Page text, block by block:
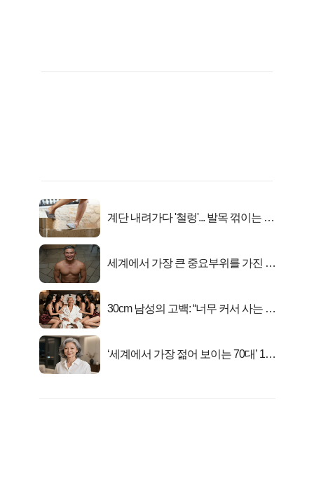
계단 내려가다 '철렁'... 발목 꺾이는 이
세계에서 가장 큰 중요부위를 가진 남
30cm 남성의 고백: “너무 커서 사는 게
‘세계에서 가장 젊어 보이는 70대’ 1위